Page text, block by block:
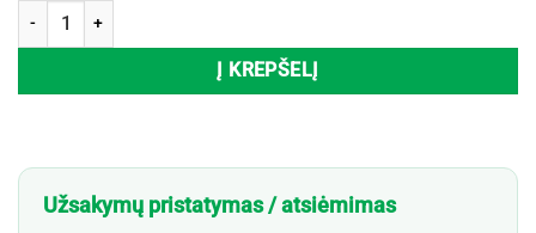
produkto kiekis: Grindų plovimo šluostė
Į KREPŠELĮ
Užsakymų pristatymas / atsiėmimas